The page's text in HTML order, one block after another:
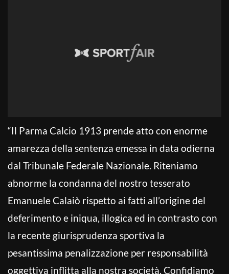
“Il Parma Calcio 1913 prende atto con enorme
amarezza della sentenza emessa in data odierna
dal Tribunale Federale Nazionale. Riteniamo
abnorme la condanna del nostro tesserato
Emanuele Calaiò rispetto ai fatti all’origine del
deferimento e iniqua, illogica ed in contrasto con
la recente giurisprudenza sportiva la
pesantissima penalizzazione per responsabilità
oggettiva inflitta alla nostra società. Confidiamo